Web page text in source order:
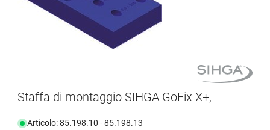
Staffa di montaggio SIHGA GoFix X+,
Articolo: 85.198.10 - 85.198.13